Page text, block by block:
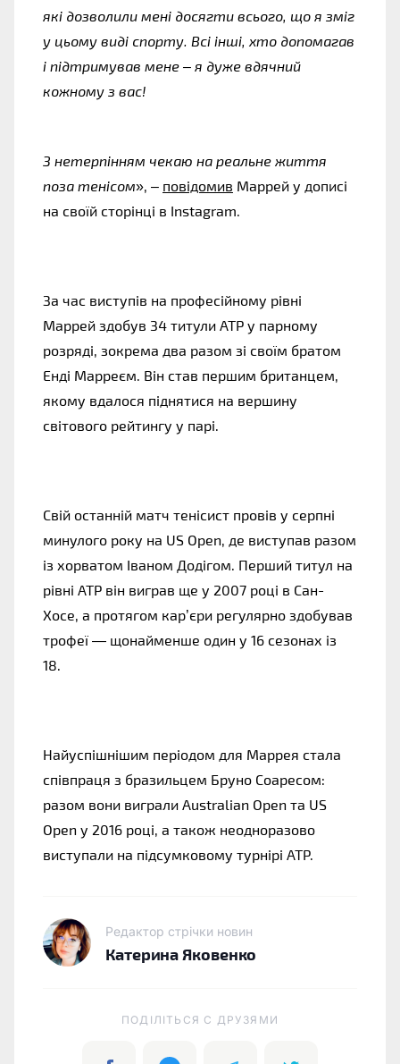
які дозволили мені досягти всього, що я зміг
у цьому виді спорту. Всі інші, хто допомагав
і підтримував мене – я дуже вдячний
кожному з вас!
З нетерпінням чекаю на реальне життя
поза тенісом», – повідомив Маррей у дописі
на своїй сторінці в Instagram.
За час виступів на професійному рівні
Маррей здобув 34 титули ATP у парному
розряді, зокрема два разом зі своїм братом
Енді Марреєм. Він став першим британцем,
якому вдалося піднятися на вершину
світового рейтингу у парі.
Свій останній матч тенісист провів у серпні
минулого року на US Open, де виступав разом
із хорватом Іваном Додігом. Перший титул на
рівні ATP він виграв ще у 2007 році в Сан-
Хосе, а протягом кар’єри регулярно здобував
трофеї — щонайменше один у 16 сезонах із
18.
Найуспішнішим періодом для Маррея стала
співпраця з бразильцем Бруно Соаресом:
разом вони виграли Australian Open та US
Open у 2016 році, а також неодноразово
виступали на підсумковому турнірі ATP.
Редактор стрічки новин
Катерина Яковенко
ПОДІЛІТЬСЯ C ДРУЗЯМИ